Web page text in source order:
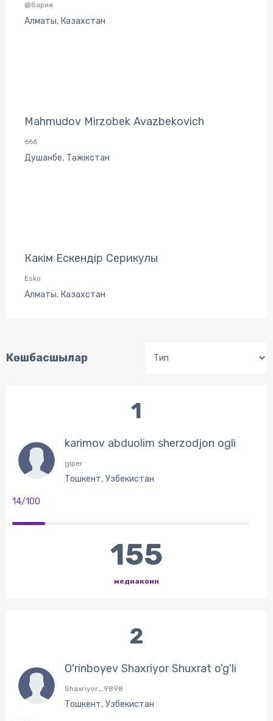
@бария
Алматы, Казахстан
Mahmudov Mirzobek Avazbekovich
666
Душанбе, Тәжікстан
Какім Ескендір Серикулы
Esko
Алматы, Казахстан
Көшбасшылар
1
karimov abduolim sherzodjon ogli
giper
Тошкент, Узбекистан
14/100
155
медиакоин
2
O'rinboyev Shaxriyor Shuxrat o'g'li
Shaxriyor_9898
Тошкент, Узбекистан